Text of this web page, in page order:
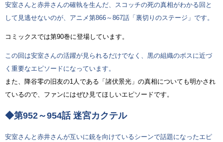
安室さんと赤井さんの確執を生んだ、スコッチの死の真相がわかる回と
して見逃せないのが、アニメ第866～867話「裏切りのステージ」です。
コミックスでは第90巻に登場しています。
この回は安室さんの活躍が見られるだけでなく、黒の組織のボスに近づ
く重要なエピソードになっています。
また、降谷零の旧友の1人である「諸伏景光」の真相についても明かされ
ているので、ファンにはぜひ見てほしいエピソードです。
◆第952～954話 迷宮カクテル
安室さんと赤井さんが互いに銃を向けているシーンで話題になったエピ